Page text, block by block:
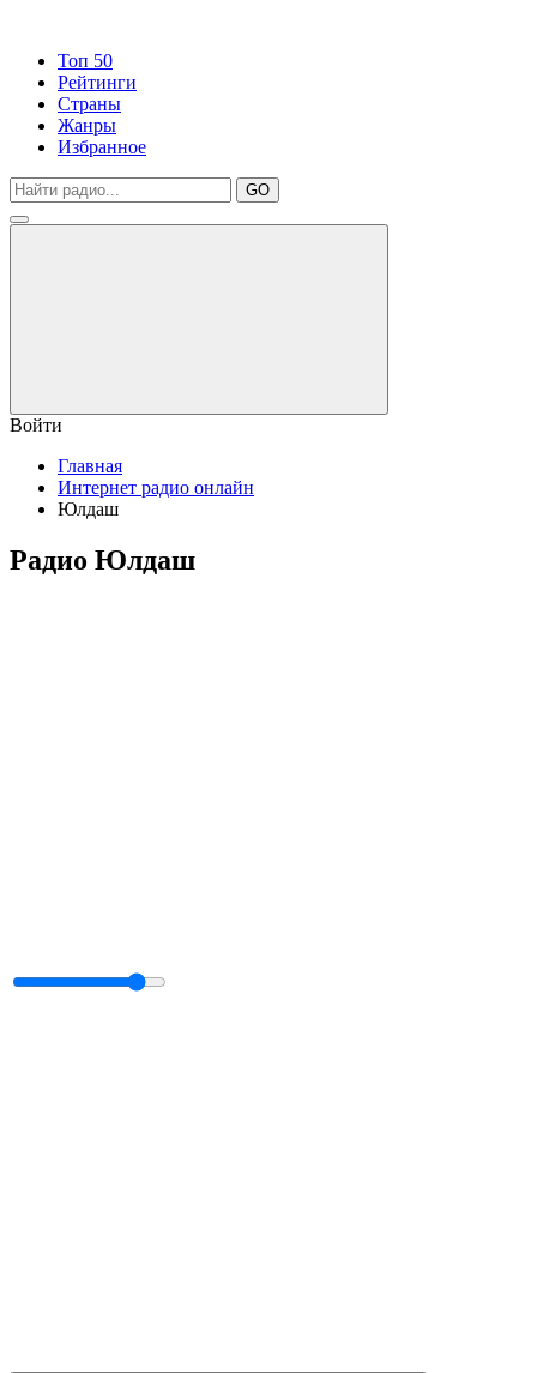
Топ 50
Рейтинги
Страны
Жанры
Избранное
GO
Войти
Главная
Интернет радио онлайн
Юлдаш
Радио Юлдаш